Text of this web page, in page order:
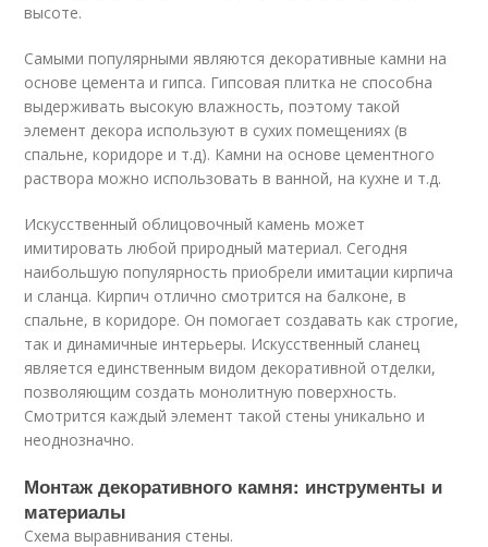
высоте.
Самыми популярными являются декоративные камни на
основе цемента и гипса. Гипсовая плитка не способна
выдерживать высокую влажность, поэтому такой
элемент декора используют в сухих помещениях (в
спальне, коридоре и т.д). Камни на основе цементного
раствора можно использовать в ванной, на кухне и т.д.
Искусственный облицовочный камень может
имитировать любой природный материал. Сегодня
наибольшую популярность приобрели имитации кирпича
и сланца. Кирпич отлично смотрится на балконе, в
спальне, в коридоре. Он помогает создавать как строгие,
так и динамичные интерьеры. Искусственный сланец
является единственным видом декоративной отделки,
позволяющим создать монолитную поверхность.
Смотрится каждый элемент такой стены уникально и
неоднозначно.
Монтаж декоративного камня: инструменты и
материалы
Схема выравнивания стены.